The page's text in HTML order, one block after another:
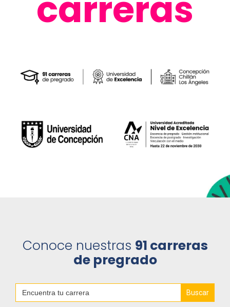
Conoce nuestras 91 carreras
de pregrado
Buscar: